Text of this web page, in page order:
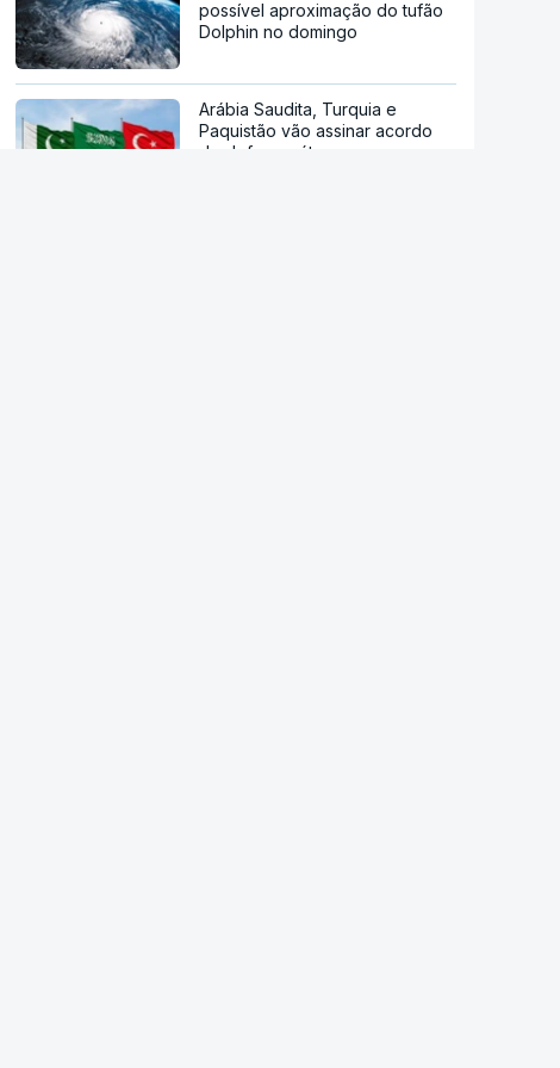
possível aproximação do tufão
Dolphin no domingo
Arábia Saudita, Turquia e
Paquistão vão assinar acordo
de defesa mútua